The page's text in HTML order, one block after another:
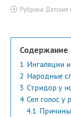
Рубрика:
Содержание
1 Ингаляции
2 Народные
3 Стридор у
4 Сел голос у
4.1 Причины